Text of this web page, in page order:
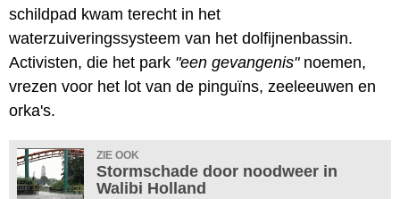
schildpad kwam terecht in het
waterzuiveringssysteem van het dolfijnenbassin.
Activisten, die het park "een gevangenis"noemen,
vrezen voor het lot van de pinguïns, zeeleeuwen en
orka's.
ZIE OOK
Stormschade door noodweer in
Walibi Holland